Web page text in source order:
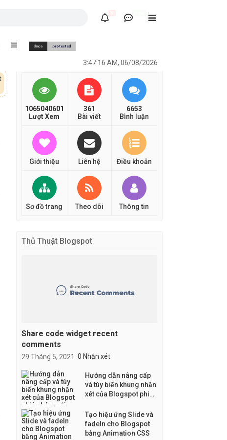
3:47:16 AM, 06/08/2026
1065040601
Lượt Xem
361
Bài viết
6653
Bình luận
Giới thiệu Liên hệ Điều khoản
Sơ đồ trang Theo dõi Thông tin
Thủ Thuật Blogspot
Share code widget recent
comments
29 Tháng 5, 2021 0 Nhận xét
Hướng dẫn nâng cấp
và tùy biến khung nhận
xét của Blogspot phiên
Tạo hiệu ứng Slide và
fadeIn cho Blogspot
bằng Animation CSS